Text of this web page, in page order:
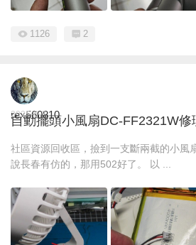
1126 2
rex560810
2025-6-3
自動擺頭小風扇DC-FF2321W修
社區資源回收區，撿到一支斷兩截的小風
說長春有仿的，那用502好了。 以 ...